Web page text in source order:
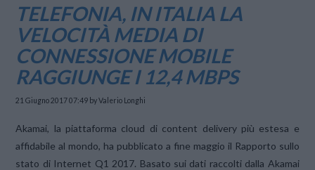
TELEFONIA, IN ITALIA LA
VELOCITÀ MEDIA DI
CONNESSIONE MOBILE
RAGGIUNGE I 12,4 MBPS
21 Giugno 2017 07:49 by Valerio Longhi
Akamai, la piattaforma cloud di content delivery più estesa e
affidabile al mondo, ha pubblicato a fine maggio il Rapporto sullo
stato di Internet Q1 2017. Basato sui dati raccolti dalla Akamai